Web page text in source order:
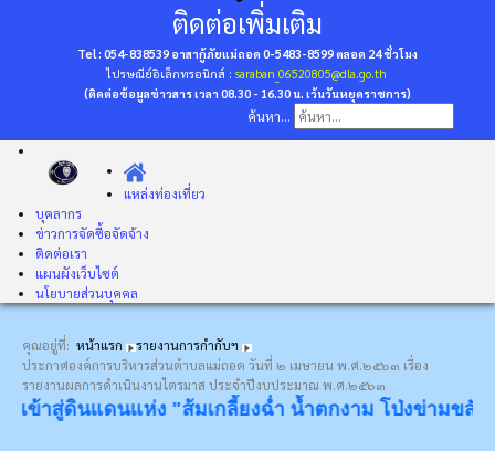
ติดต่อเพิ่มเติม
Tel : 054-838539 อาสากู้ภัยแม่ถอด 0-5483-8599ตลอด 24 ชั่วโมง
ไปรษณีย์อิเล็กทรอนิกส์ : saraban_06520805@dla.go.th
(ติดต่อข้อมูลข่าวสาร เวลา 08.30 - 16.30 น. เว้นวันหยุดราชการ)
ค้นหา...
แหล่งท่องเที่ยว
บุคลากร
ข่าวการจัดซื้อจัดจ้าง
ติดต่อเรา
แผนผังเว็บไซต์
นโยบายส่วนบุคคล
คุณอยู่ที่: หน้าแรก
รายงานการกำกับฯ
ประกาศองค์การบริหารส่วนตำบลแม่ถอด วันที่ ๒ เมษายน พ.ศ.๒๕๖๓ เรื่อง
รายงานผลการดำเนินงานไตรมาส ประจำปีงบประมาณ พ.ศ.๒๕๖๓
สู่ดินแดนแห่ง "ส้มเกลี้ยงฉ่ำ น้ำตกงาม โป่งข่ามขลัง วัง